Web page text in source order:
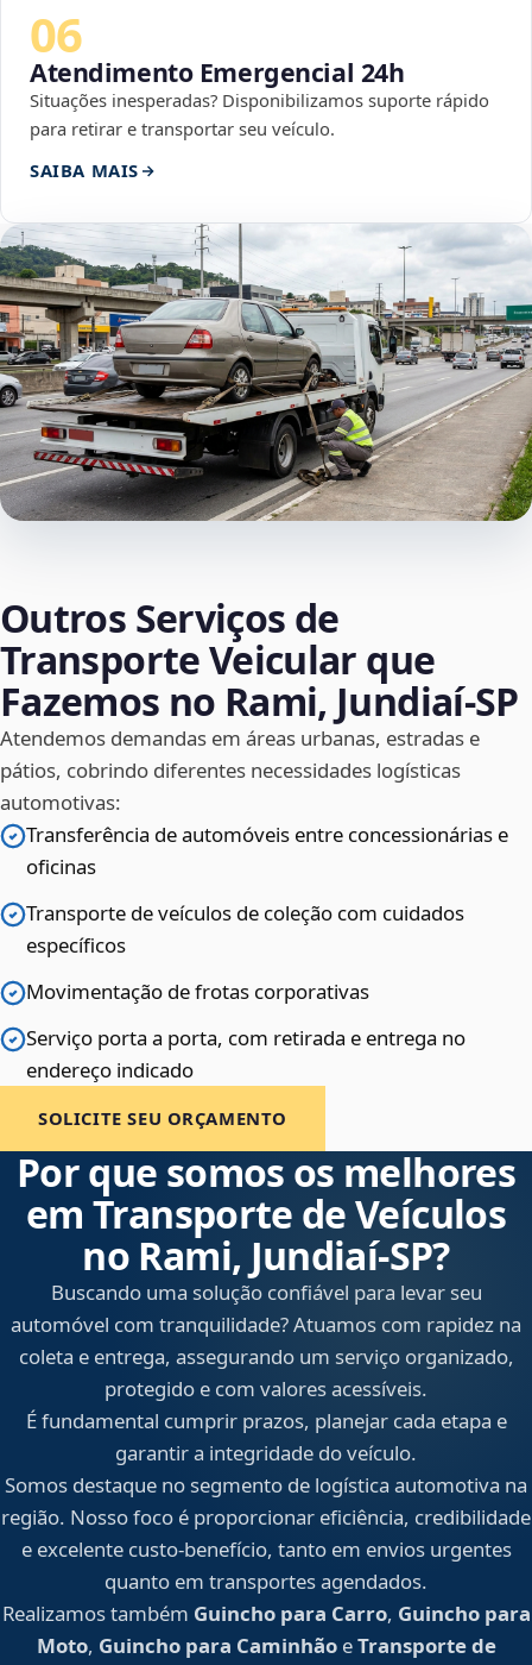
06
Atendimento Emergencial 24h
Situações inesperadas? Disponibilizamos suporte rápido
para retirar e transportar seu veículo.
SAIBA MAIS
Outros Serviços de
Transporte Veicular que
Fazemos no Rami, Jundiaí‑SP
Atendemos demandas em áreas urbanas, estradas e
pátios, cobrindo diferentes necessidades logísticas
automotivas:
Transferência de automóveis entre concessionárias e
oficinas
Transporte de veículos de coleção com cuidados
específicos
Movimentação de frotas corporativas
Serviço porta a porta, com retirada e entrega no
endereço indicado
SOLICITE SEU ORÇAMENTO
Por que somos os melhores
em Transporte de Veículos
no Rami, Jundiaí‑SP?
Buscando uma solução confiável para levar seu
automóvel com tranquilidade? Atuamos com rapidez na
coleta e entrega, assegurando um serviço organizado,
protegido e com valores acessíveis.
É fundamental cumprir prazos, planejar cada etapa e
garantir a integridade do veículo.
Somos destaque no segmento de logística automotiva na
região. Nosso foco é proporcionar eficiência, credibilidade
e excelente custo-benefício, tanto em envios urgentes
quanto em transportes agendados.
Realizamos também Guincho para Carro, Guincho para
Moto, Guincho para CaminhãoeTransporte de